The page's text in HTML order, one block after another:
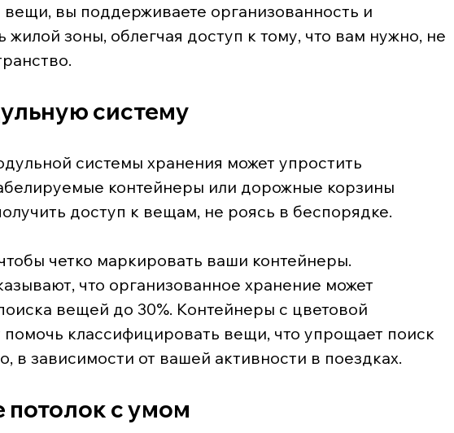
вы поддерживаете организованность и
жилой зоны, облегчая доступ к тому, что вам нужно, не
систему
системы хранения может упростить
контейнеры или дорожные корзины
доступ к вещам, не роясь в беспорядке.
четко маркировать ваши контейнеры.
что организованное хранение может
вещей до 30%. Контейнеры с цветовой
помочь классифицировать вещи, что упрощает поиск
в зависимости от вашей активности в поездках.
потолок с умом